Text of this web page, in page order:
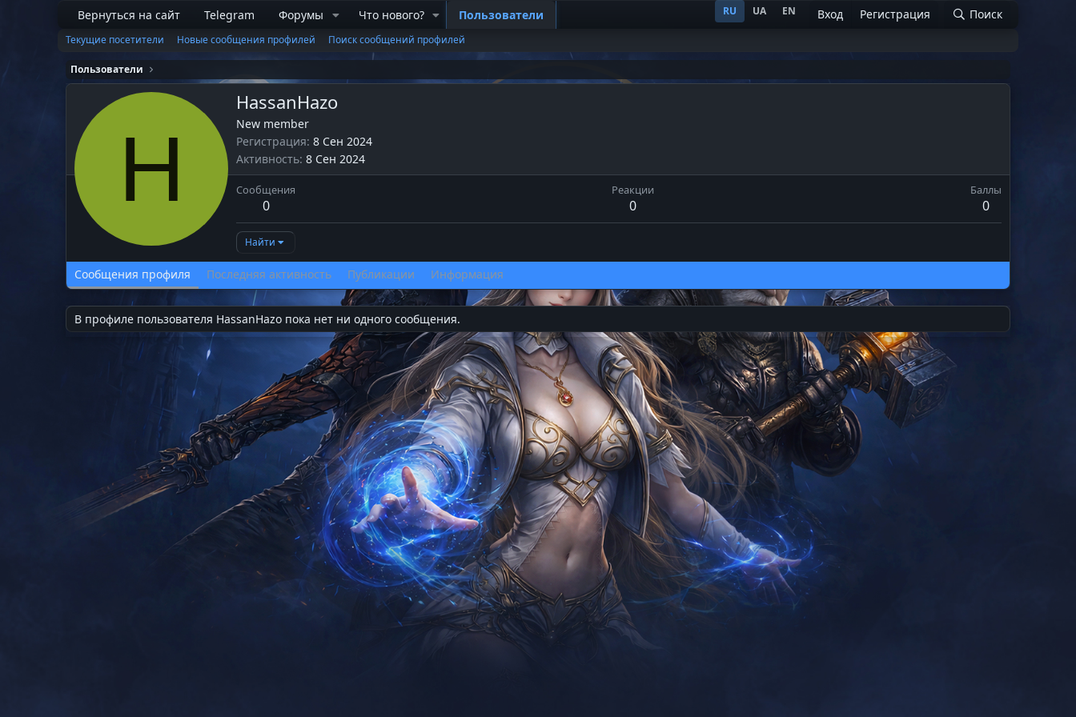
Вернуться на сайт Telegram Форумы Что нового? Пользователи RU UA EN Вход Регистрация Поиск
Текущие посетители Новые сообщения профилей Поиск сообщений профилей
Пользователи
H
HassanHazo
New member
Регистрация 8 Сен 2024
Активность 8 Сен 2024
Сообщения
0
Реакции
0
Баллы
0
Найти
Сообщения профиля Последняя активность Публикации Информация
В профиле пользователя HassanHazo пока нет ни одного сообщения.